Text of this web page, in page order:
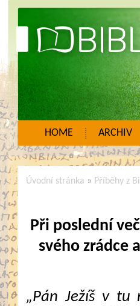
HOME ARCHIV
Úvodní stránka » Příběhy z
Při poslední
svého zrádce
„Pán Ježíš v tu